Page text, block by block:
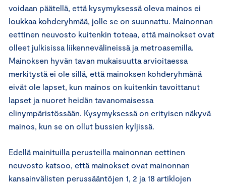
voidaan päätellä, että kysymyksessä oleva mainos ei
loukkaa kohderyhmää, jolle se on suunnattu. Mainonnan
eettinen neuvosto kuitenkin toteaa, että mainokset ovat
olleet julkisissa liikennevälineissä ja metroasemilla.
Mainoksen hyvän tavan mukaisuutta arvioitaessa
merkitystä ei ole sillä, että mainoksen kohderyhmänä
eivät ole lapset, kun mainos on kuitenkin tavoittanut
lapset ja nuoret heidän tavanomaisessa
elinympäristössään. Kysymyksessä on erityisen näkyvä
mainos, kun se on ollut bussien kyljissä.
Edellä mainituilla perusteilla mainonnan eettinen
neuvosto katsoo, että mainokset ovat mainonnan
kansainvälisten perussääntöjen 1, 2 ja 18 artiklojen